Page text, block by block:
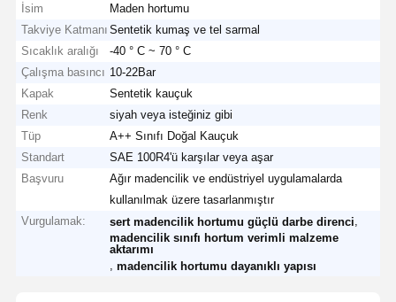
İsim
Maden hortumu
Takviye Katmanı Sentetik kumaş ve tel sarmal
Sıcaklık aralığı
-40 ° C ~ 70 ° C
Çalışma basıncı 10-22Bar
Kapak
Sentetik kauçuk
Renk
siyah veya isteğiniz gibi
Tüp
A++ Sınıfı Doğal Kauçuk
Standart
SAE 100R4'ü karşılar veya aşar
Başvuru
Ağır madencilik ve endüstriyel uygulamalarda
kullanılmak üzere tasarlanmıştır
Vurgulamak:
sert madencilik hortumu güçlü darbe direnci
madencilik sınıfı hortum verimli malzeme
aktarımı
,madencilik hortumu dayanıklı yapısı